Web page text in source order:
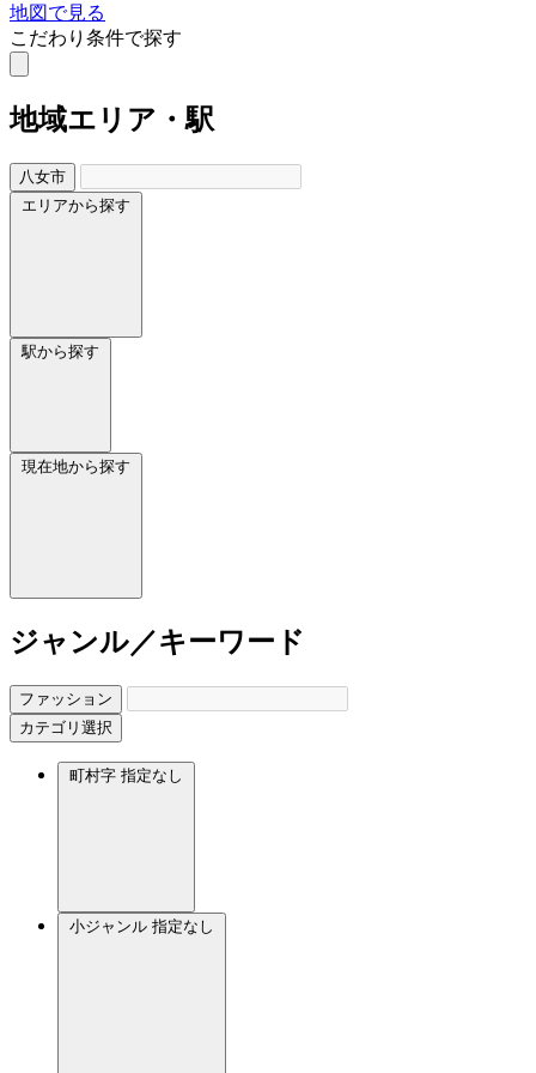
地図で見る
こだわり条件で探す
地域エリア・駅
八女市
エリアから探す
駅から探す
現在地から探す
ジャンル／キーワード
ファッション
カテゴリ選択
町村字 指定なし
小ジャンル 指定なし